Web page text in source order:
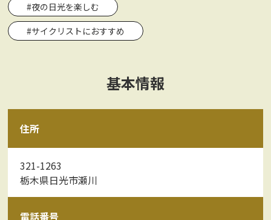
#夜の日光を楽しむ
#サイクリストにおすすめ
基本情報
住所
321-1263
栃木県日光市瀬川
電話番号